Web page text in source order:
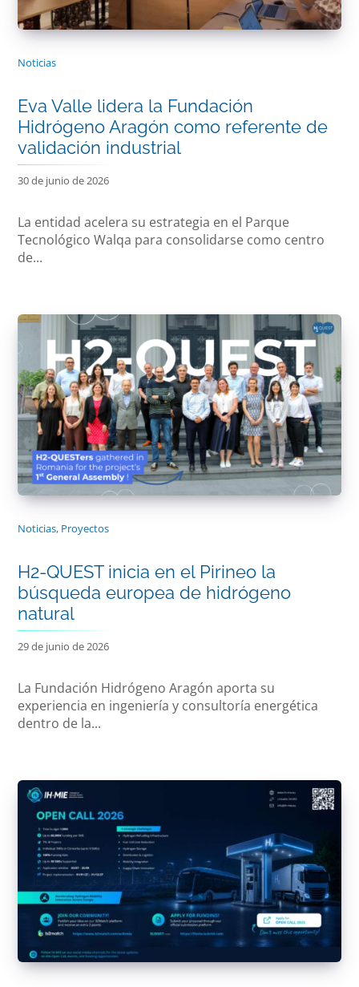
Noticias
Eva Valle lidera la Fundación
Hidrógeno Aragón como referente de
validación industrial
30 de junio de 2026
La entidad acelera su estrategia en el Parque
Tecnológico Walqa para consolidarse como centro
de...
Noticias, Proyectos
H2-QUEST inicia en el Pirineo la
búsqueda europea de hidrógeno
natural
29 de junio de 2026
La Fundación Hidrógeno Aragón aporta su
experiencia en ingeniería y consultoría energética
dentro de la...